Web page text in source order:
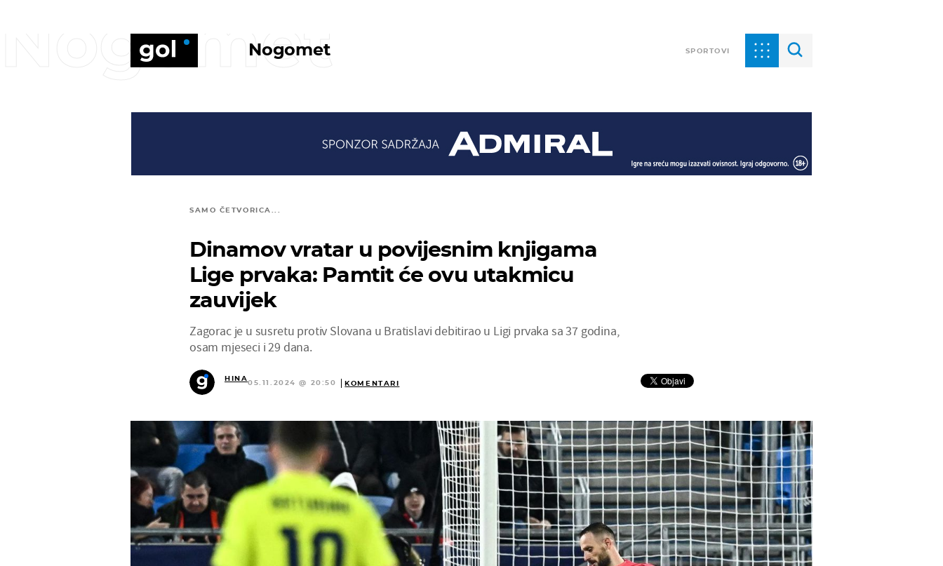
Nogomet SPORTOVI
Nogomet
SAMO ČETVORICA...
Dinamov vratar u povijesnim knjigama
Lige prvaka: Pamtit će ovu utakmicu
zauvijek
Zagorac je u susretu protiv Slovana u Bratislavi debitirao u Ligi prvaka sa 37 godina,
osam mjeseci i 29 dana.
HINA
05.11.2024 @ 20:50 KOMENTARI